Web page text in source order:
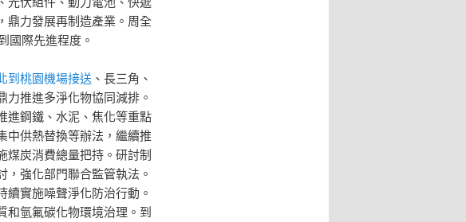
鼎力發展再制造產業。周全
國際先進程度。
到桃園機場接送、長三角、
推進多淨化物協同減排。
進鋼鐵、水泥、焦化等重點
中供熱替換等辦法，繼續推
煤炭消費總量把持。研討制
強化部門聯合監管執法。
實施噪聲淨化防治行動。
和氫氟碳化物環境治理。到